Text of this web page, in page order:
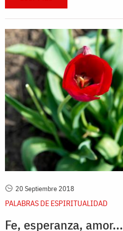
20 Septiembre 2018
PALABRAS DE ESPIRITUALIDAD
Fe, esperanza, amor...